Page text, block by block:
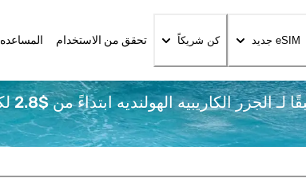
eSIM جديد كن شريكاً تحقق من الاستخدام